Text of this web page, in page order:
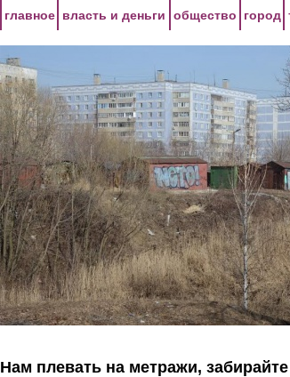
главное власть и деньги общество город
Нам плевать на метражи,